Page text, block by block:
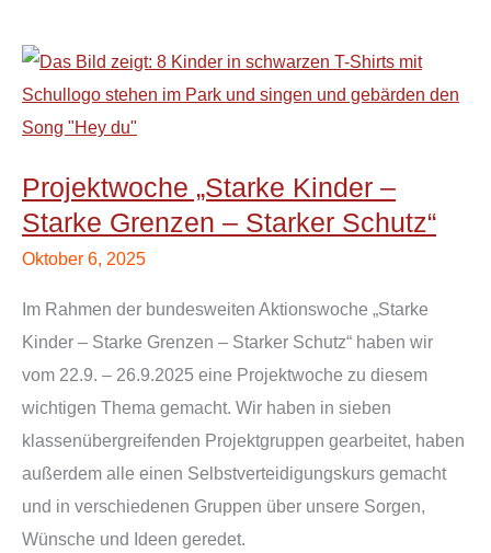
Projektwoche „Starke Kinder –
Starke Grenzen – Starker Schutz“
Oktober 6, 2025
Im Rahmen der bundesweiten Aktionswoche „Starke
Kinder – Starke Grenzen – Starker Schutz“ haben wir
vom 22.9. – 26.9.2025 eine Projektwoche zu diesem
wichtigen Thema gemacht. Wir haben in sieben
klassenübergreifenden Projektgruppen gearbeitet, haben
außerdem alle einen Selbstverteidigungskurs gemacht
und in verschiedenen Gruppen über unsere Sorgen,
Wünsche und Ideen geredet.
Projektwoche
„Starke
Kinder
Starke
Grenzen
–